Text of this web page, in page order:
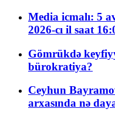
Media icmalı: 5
2026-cı il saat
Gömrükdə
bürokratiya?
Ceyhun
arxasında nə